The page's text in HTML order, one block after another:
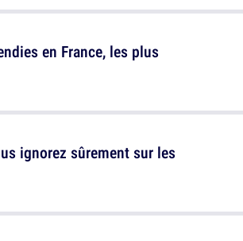
en France, les plus
ignorez sûrement sur les